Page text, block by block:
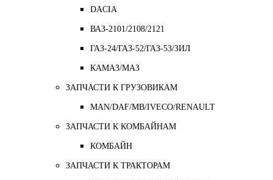
DACIA
ВАЗ-2101/2108/2121
ГАЗ-24/ГАЗ-52/ГАЗ-53/ЗИЛ
КАМАЗ/МАЗ
ЗАПЧАСТИ К ГРУЗОВИКАМ
MAN/DAF/MB/IVECO/RENAULT
ЗАПЧАСТИ К КОМБАЙНАМ
КОМБАЙН
ЗАПЧАСТИ К ТРАКТОРАМ